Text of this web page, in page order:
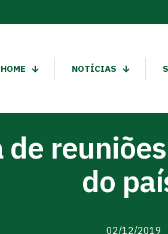
HOME NOTÍCIAS
do
02/12/2019